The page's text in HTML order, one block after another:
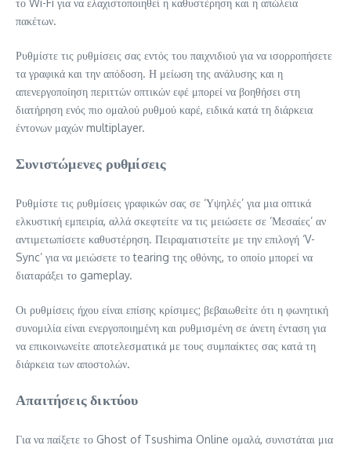
το Wi-Fi για να ελαχιστοποιηθεί η καθυστέρηση και η απώλεια
πακέτων.
Ρυθμίστε τις ρυθμίσεις σας εντός του παιχνιδιού για να ισορροπήσετε
τα γραφικά και την απόδοση. Η μείωση της ανάλυσης και η
απενεργοποίηση περιττών οπτικών εφέ μπορεί να βοηθήσει στη
διατήρηση ενός πιο ομαλού ρυθμού καρέ, ειδικά κατά τη διάρκεια
έντονων μαχών multiplayer.
Συνιστώμενες ρυθμίσεις
Ρυθμίστε τις ρυθμίσεις γραφικών σας σε ‘Υψηλές’ για μια οπτικά
ελκυστική εμπειρία, αλλά σκεφτείτε να τις μειώσετε σε ‘Μεσαίες’ αν
αντιμετωπίσετε καθυστέρηση. Πειραματιστείτε με την επιλογή ‘V-
Sync’ για να μειώσετε το tearing της οθόνης, το οποίο μπορεί να
διαταράξει το gameplay.
Οι ρυθμίσεις ήχου είναι επίσης κρίσιμες; βεβαιωθείτε ότι η φωνητική
συνομιλία είναι ενεργοποιημένη και ρυθμισμένη σε άνετη ένταση για
να επικοινωνείτε αποτελεσματικά με τους συμπαίκτες σας κατά τη
διάρκεια των αποστολών.
Απαιτήσεις δικτύου
Για να παίξετε το Ghost of Tsushima Online ομαλά, συνιστάται μια